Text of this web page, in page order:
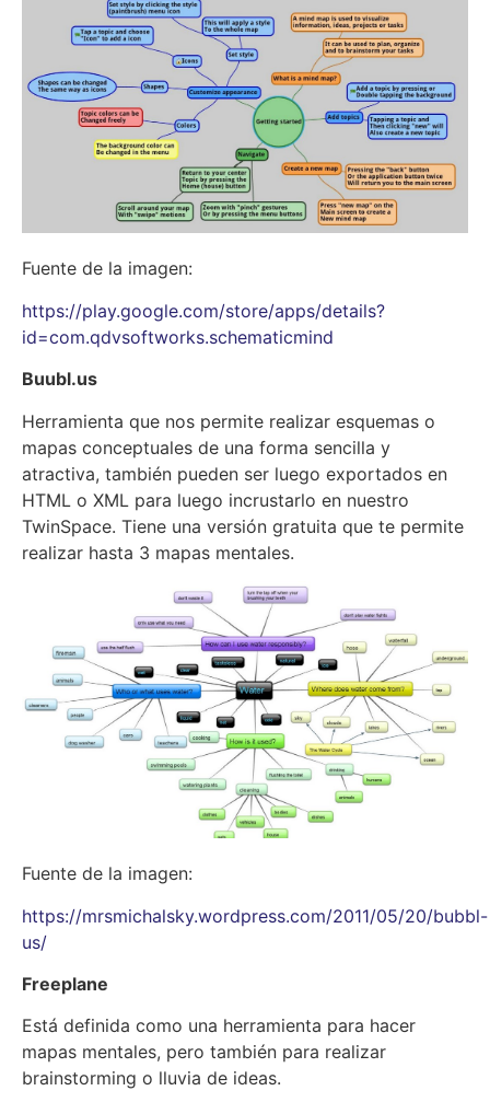
Fuente de la imagen:
https://play.google.com/store/apps/details?
id=com.qdvsoftworks.schematicmind
Buubl.us
Herramienta que nos permite realizar esquemas o
mapas conceptuales de una forma sencilla y
atractiva, también pueden ser luego exportados en
HTML o XML para luego incrustarlo en nuestro
TwinSpace. Tiene una versión gratuita que te permite
realizar hasta 3 mapas mentales.
Fuente de la imagen:
https://mrsmichalsky.wordpress.com/2011/05/20/bubbl-
us/
Freeplane
Está definida como una herramienta para hacer
mapas mentales, pero también para realizar
brainstorming o lluvia de ideas.